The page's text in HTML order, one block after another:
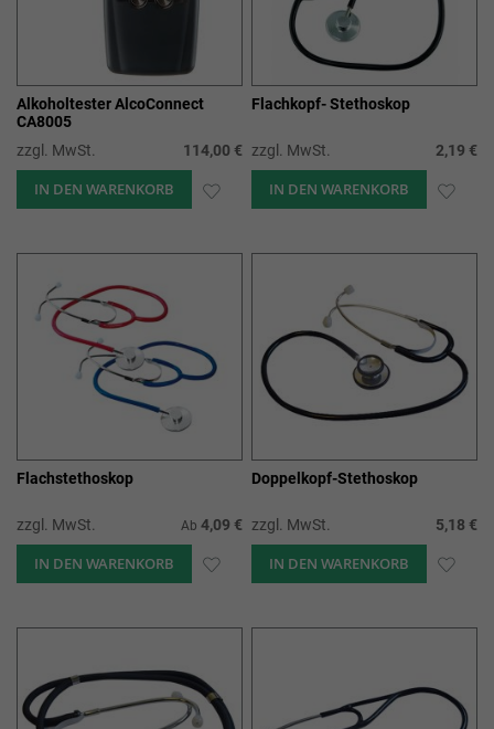
Alkoholtester AlcoConnect
CA8005
zzgl. MwSt.
114,00 €
IN DEN WARENKORB ZUR
Flachkopf- Stethoskop
zzgl. MwSt. 2,19 €
IN DEN WARENKORB ZUR
Flachstethoskop
zzgl. MwSt. Ab 4,09 €
IN DEN WARENKORB ZUR
Doppelkopf-Stethoskop
zzgl. MwSt. 5,18 €
IN DEN WARENKORB ZUR